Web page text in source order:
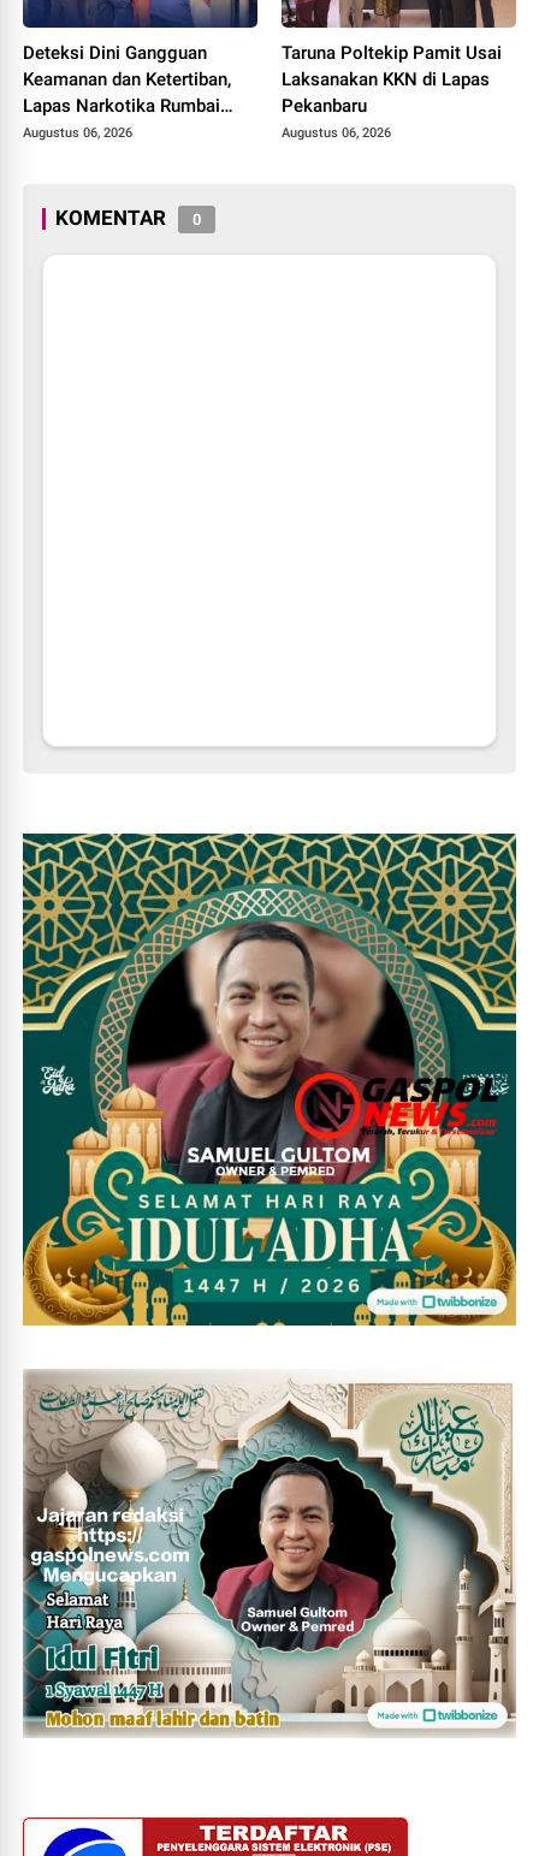
Deteksi Dini Gangguan
Keamanan dan Ketertiban,
Lapas Narkotika Rumbai
Gelar Razia Rutin Blok
Augustus 06, 2026
Taruna Poltekip Pamit Usai
Laksanakan KKN di Lapas
Pekanbaru
Augustus 06, 2026
KOMENTAR 0